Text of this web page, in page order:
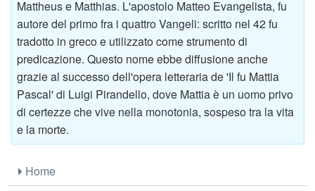
Mattheus e Matthias. L'apostolo Matteo Evangelista, fu
autore del primo fra i quattro Vangeli: scritto nel 42 fu
tradotto in greco e utilizzato come strumento di
predicazione. Questo nome ebbe diffusione anche
grazie al successo dell'opera letteraria de 'Il fu Mattia
Pascal' di Luigi Pirandello, dove Mattia è un uomo privo
di certezze che vive nella monotonia, sospeso tra la vita
e la morte.
Home